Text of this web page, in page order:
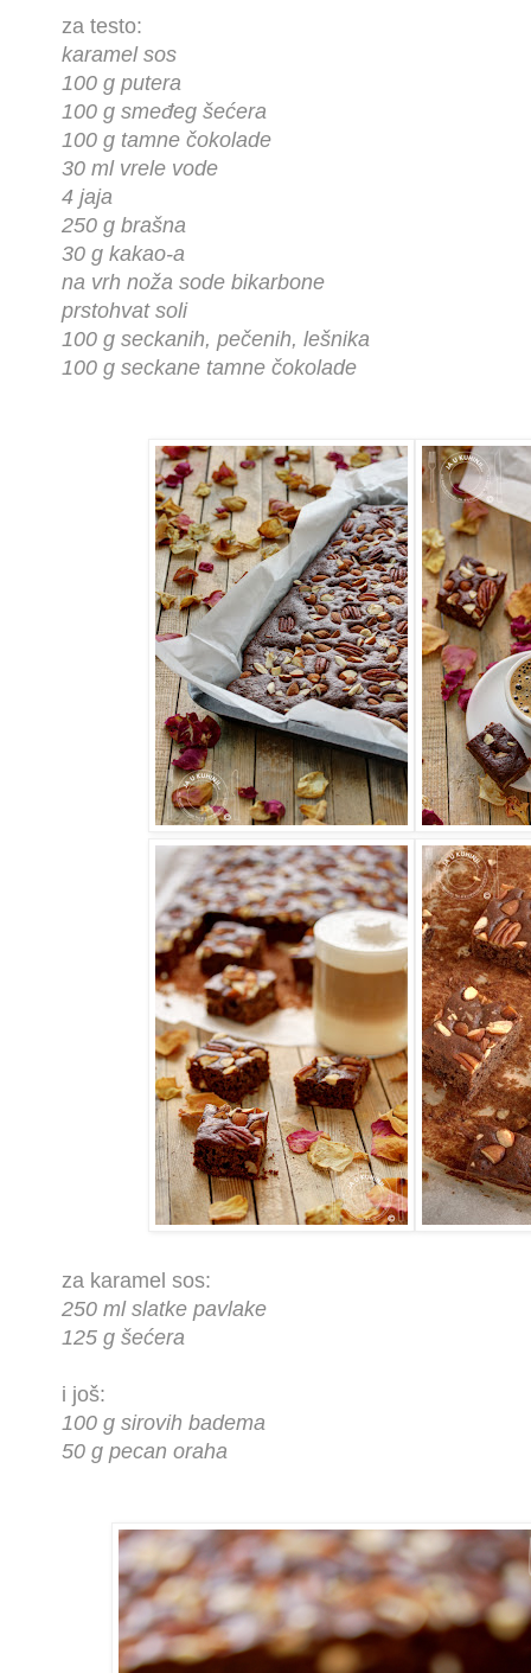
za testo:
karamel sos
100 g putera
100 g smeđeg šećera
100 g tamne čokolade
30 ml vrele vode
4 jaja
250 g brašna
30 g kakao-a
na vrh noža sode bikarbone
prstohvat soli
100 g seckanih, pečenih, lešnika
100 g seckane tamne čokolade
za karamel sos:
250 ml slatke pavlake
125 g šećera
i još:
100 g sirovih badema
50 g pecan oraha